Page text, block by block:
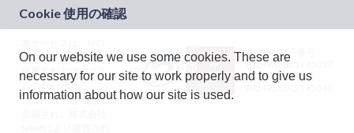
ドコモグループの新
規事業創出プログラ
ム「docomo
STARTUP」を通じて
JASRAC許諾番号：
9024936001Y45037
JASRAC許諾番号：
On our website we use some cookies. These are
necessary for our site to work properly and to give us
information about how our site is used.